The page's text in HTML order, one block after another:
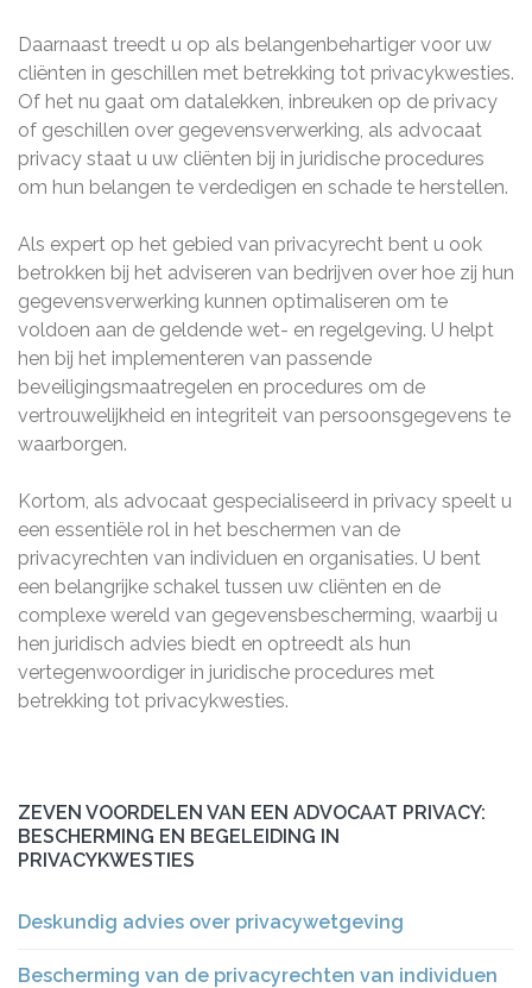
Daarnaast treedt u op als belangenbehartiger voor uw
cliënten in geschillen met betrekking tot privacykwesties.
Of het nu gaat om datalekken, inbreuken op de privacy
of geschillen over gegevensverwerking, als advocaat
privacy staat u uw cliënten bij in juridische procedures
om hun belangen te verdedigen en schade te herstellen.
Als expert op het gebied van privacyrecht bent u ook
betrokken bij het adviseren van bedrijven over hoe zij hun
gegevensverwerking kunnen optimaliseren om te
voldoen aan de geldende wet- en regelgeving. U helpt
hen bij het implementeren van passende
beveiligingsmaatregelen en procedures om de
vertrouwelijkheid en integriteit van persoonsgegevens te
waarborgen.
Kortom, als advocaat gespecialiseerd in privacy speelt u
een essentiële rol in het beschermen van de
privacyrechten van individuen en organisaties. U bent
een belangrijke schakel tussen uw cliënten en de
complexe wereld van gegevensbescherming, waarbij u
hen juridisch advies biedt en optreedt als hun
vertegenwoordiger in juridische procedures met
betrekking tot privacykwesties.
ZEVEN VOORDELEN VAN EEN ADVOCAAT PRIVACY:
BESCHERMING EN BEGELEIDING IN
PRIVACYKWESTIES
Deskundig advies over privacywetgeving
Bescherming van de privacyrechten van individuen